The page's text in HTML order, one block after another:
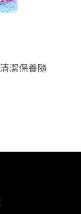
潔保養隨